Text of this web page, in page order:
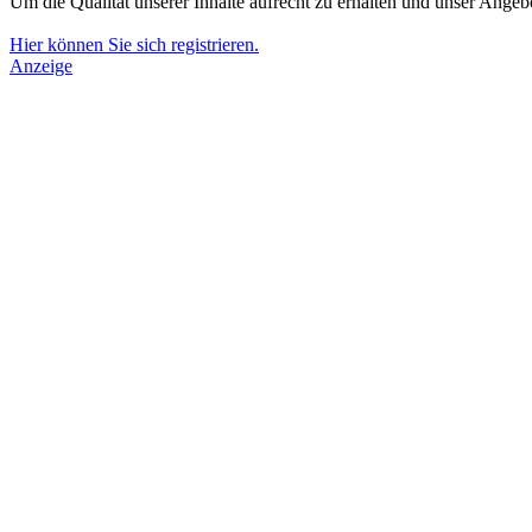
Hier können Sie sich registrieren.
Anzeige